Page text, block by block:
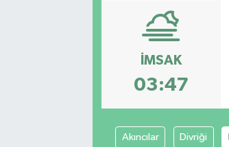
İMSAK
03:47
Akıncılar Divriği